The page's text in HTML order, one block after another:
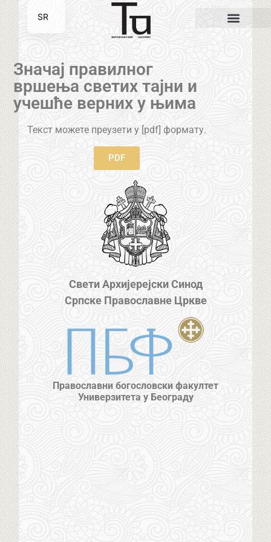
Значај правилног
вршења светих тајни и
учешће верних у њима
Текст можете преузети у [pdf] формату.
PDF
Свети Архијерејски Синод
Српске Православне Цркве
Православни богословски факултет
Универзитета у Београду
SR
EN